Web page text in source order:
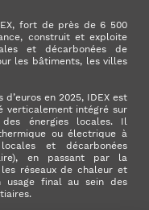
fort de près de 6 500
construit et exploite
et décarbonées de
les bâtiments, les villes
en 2025, IDEX est
verticalement intégré sur
énergies locales. Il
ou électrique à
et décarbonées
en passant par la
réseaux de chaleur et
usage final au sein des